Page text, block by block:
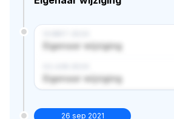
Eigenaar wijziging
Eigenaar wijziging
26 sep 2021